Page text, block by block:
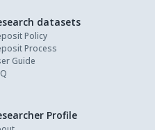
datasets
Policy
Process
Guide
Profile